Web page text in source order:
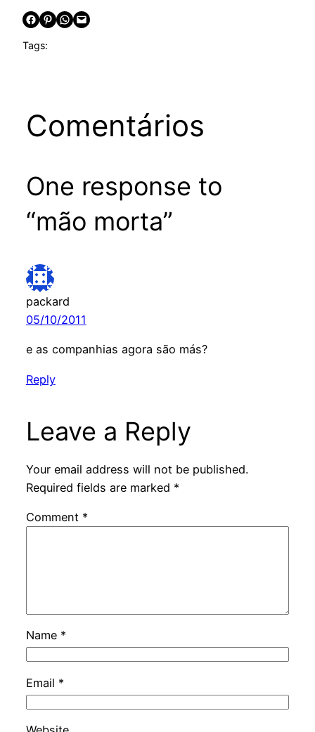
Share on Facebook Share on Pinterest Share on WhatsApp Email this Page
Tags:
Comentários
One response to
“mão morta”
packard
05/10/2011
e as companhias agora são más?
Reply
Leave a Reply
Your email address will not be published.
Required fields are marked *
Comment *
Name *
Email *